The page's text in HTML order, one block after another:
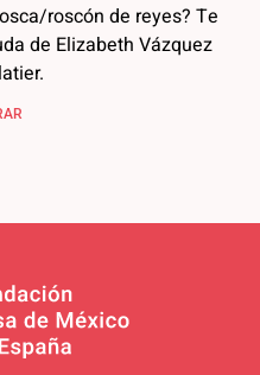
roscón de reyes? Te
de Elizabeth Vázquez